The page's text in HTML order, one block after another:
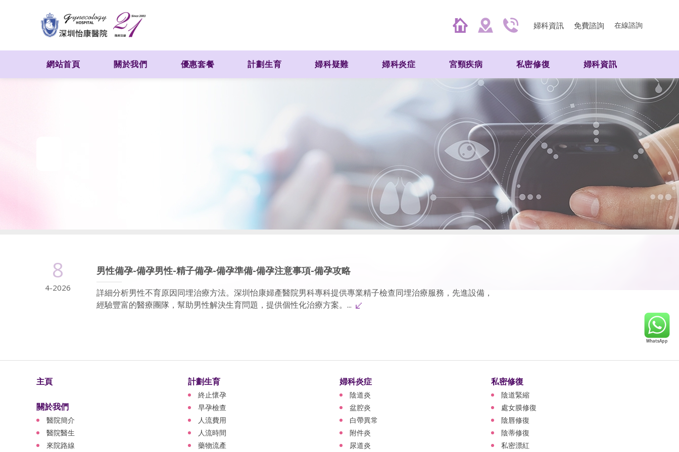
婦科資訊 免費諮詢 在線諮詢
網站首頁 關於我們 優惠套餐 計劃生育 婦科疑難 婦科炎症 宮頸疾病 私密修復 婦科資訊
8
4-2026
男性備孕-備孕男性-精子備孕-備孕準備-備孕注意事項-備孕攻略
詳細分析男性不育原因同埋治療方法。深圳怡康婦產醫院男科專科提供專業精子檢查同埋治療服務，先進設備，
經驗豐富的醫療團隊，幫助男性解決生育問題，提供個性化治療方案。...
主頁
關於我們
醫院簡介
醫院醫生
來院路線
計劃生育
終止懷孕
早孕檢查
人流費用
人流時間
藥物流產
婦科炎症
陰道炎
盆腔炎
白帶異常
附件炎
尿道炎
私密修復
陰道緊縮
處女膜修復
陰唇修復
陰蒂修復
私密漂紅